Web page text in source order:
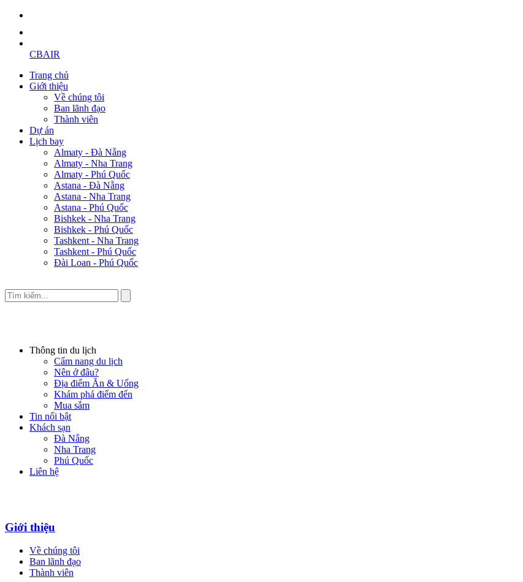
CBAIR
Trang chủ
Giới thiệu
Về chúng tôi
Ban lãnh đạo
Thành viên
Dự án
Lịch bay
Almaty - Đà Nẵng
Almaty - Nha Trang
Almaty - Phú Quốc
Astana - Đà Nẵng
Astana - Nha Trang
Astana - Phú Quốc
Bishkek - Nha Trang
Bishkek - Phú Quốc
Tashkent - Nha Trang
Tashkent - Phú Quốc
Đài Loan - Phú Quốc
Thông tin du lịch
Cẩm nang du lịch
Nên ở đâu?
Địa điểm Ăn & Uống
Khám phá điểm đến
Mua sắm
Tin nổi bật
Khách sạn
Đà Nẵng
Nha Trang
Phú Quốc
Liên hệ
Giới thiệu
Về chúng tôi
Ban lãnh đạo
Thành viên